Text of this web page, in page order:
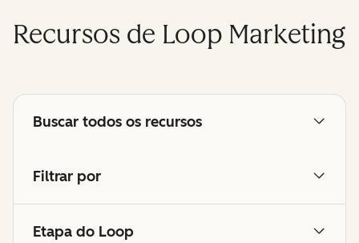
Recursos de Loop Marketing
Buscar todos os recursos
Filtrar por
Etapa do Loop